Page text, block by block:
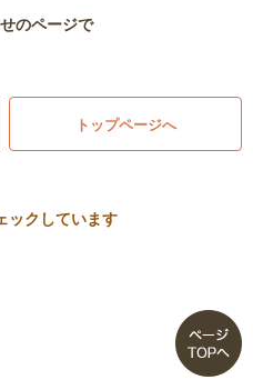
のページで
トップページへ
ックしています